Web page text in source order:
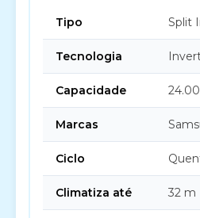
Tipo Split
Tecnologia
Capacidade
Marcas
Ciclo
Climatiza até 32 m